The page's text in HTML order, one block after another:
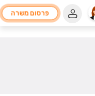
פרסום משרה